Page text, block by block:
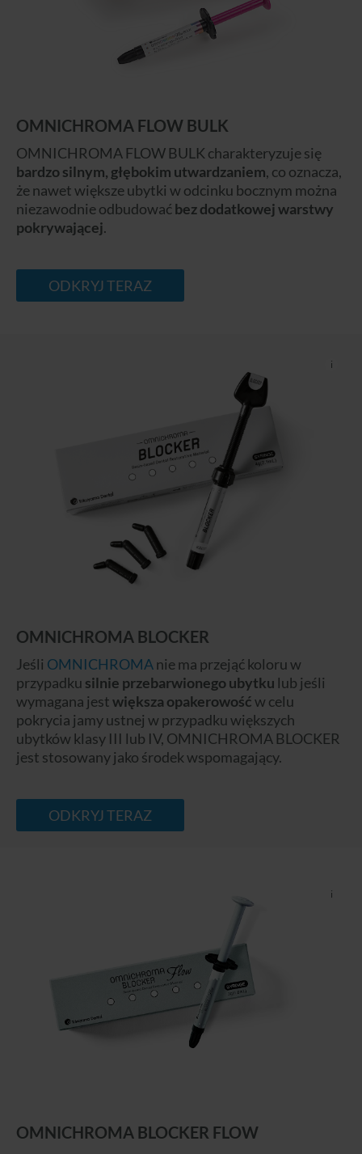
OMNICHROMA FLOW BULK
OMNICHROMA FLOW BULK charakteryzuje się
bardzo silnym, głębokim utwardzaniem, co oznacza,
że nawet większe ubytki w odcinku bocznym można
niezawodnie odbudowaćbez dodatkowej warstwy
pokrywającej.
ODKRYJ TERAZ
i
OMNICHROMA BLOCKER
Jeśli OMNICHROMAnie ma przejąć koloru w
przypadku silnie przebarwionego ubytku lub jeśli
wymagana jestwiększa opakerowośćw celu
pokrycia jamy ustnej w przypadku większych
ubytków klasy III lub IV, OMNICHROMA BLOCKER
jest stosowany jako środek wspomagający.
ODKRYJ TERAZ
i
OMNICHROMA BLOCKER FLOW